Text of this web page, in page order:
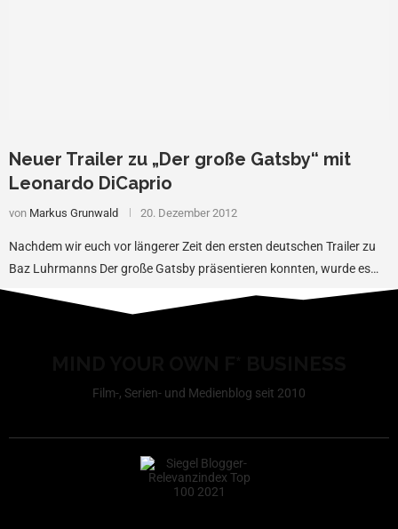
Neuer Trailer zu „Der große Gatsby“ mit
Leonardo DiCaprio
von Markus Grunwald 20. Dezember 2012
Nachdem wir euch vor längerer Zeit den ersten deutschen Trailer zu
Baz Luhrmanns Der große Gatsby präsentieren konnten, wurde es…
Film-, Serien- und Medienblog seit 2010